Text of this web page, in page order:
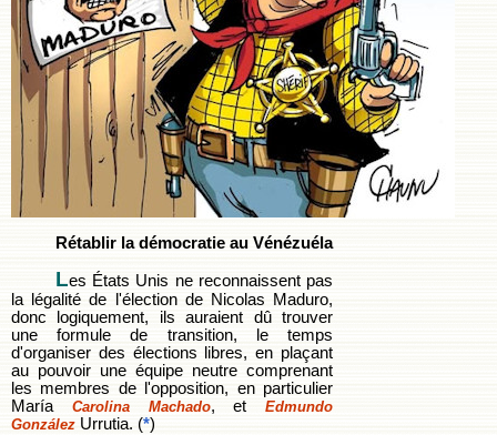
Rétablir la démocratie au Vénézuéla
Les États Unis ne reconnaissent pas
la légalité de l'élection de Nicolas Maduro,
donc logiquement, ils auraient dû trouver
une formule de transition, le temps
d'organiser des élections libres, en plaçant
au pouvoir une équipe neutre comprenant
les membres de l'opposition, en particulier
María Carolina Machado, et Edmundo
González Urrutia. (*)